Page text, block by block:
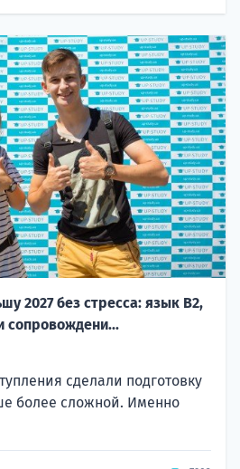
2027 без стресса: язык B2,
сопровождени...
сделали подготовку
более сложной. Именно